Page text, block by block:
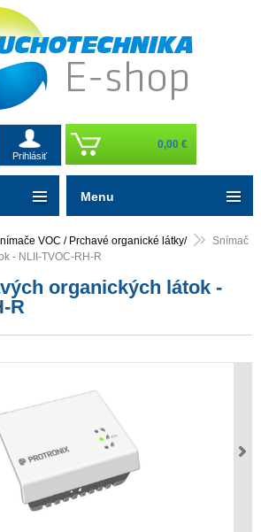
Prihlásiť
0,00 €
VOC / Prchavé organické látky/
Snímač
- NLII-TVOC-RH-R
organických látok -
R
Menu